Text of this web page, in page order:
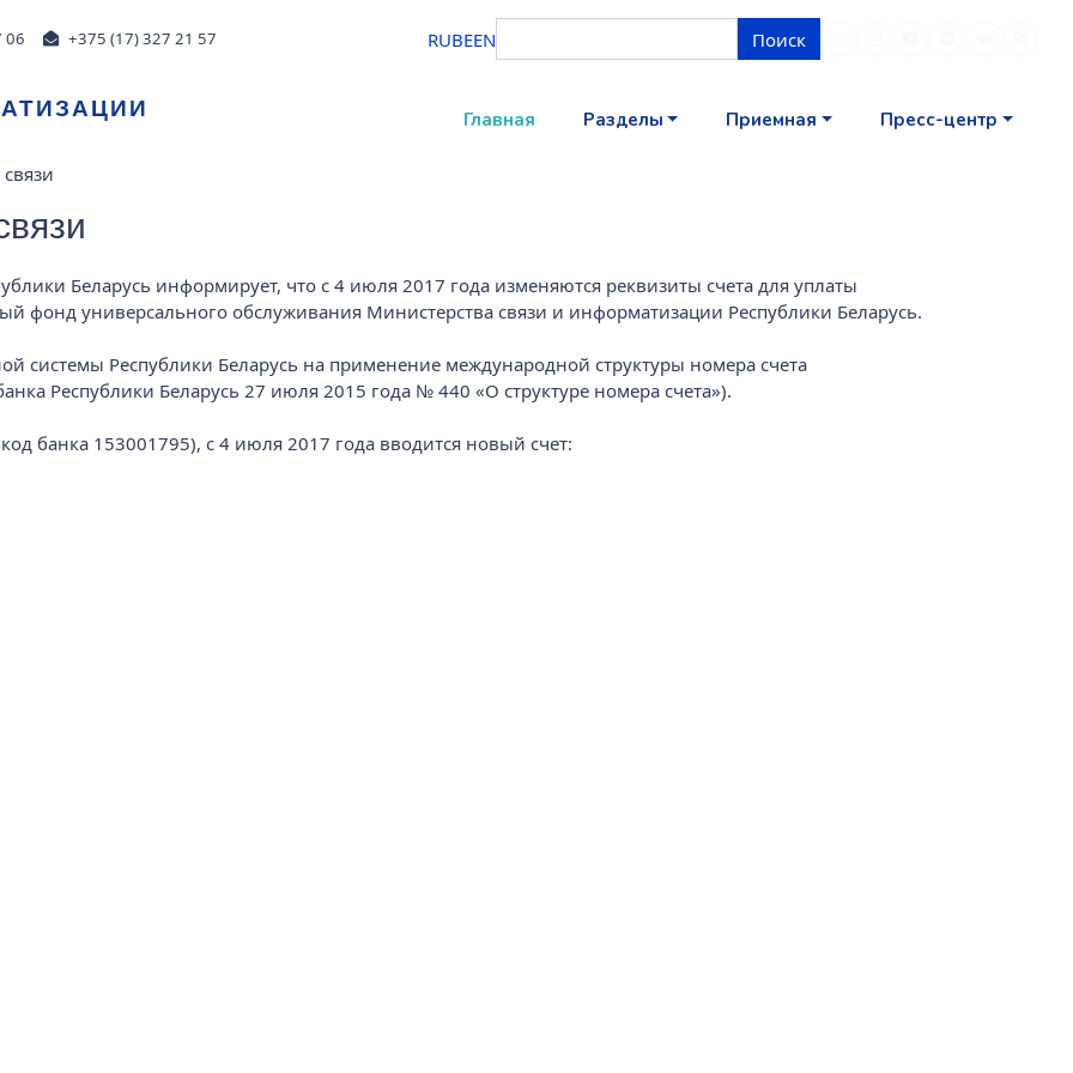
06 +375 (17) 327 21 57 RUBEEN Поиск
Главная Разделы Приемная Пресс-центр
Беларусь информирует, что с 4 июля 2017 года изменяются реквизиты счета для уплаты
фонд универсального обслуживания Министерства связи и информатизации Республики Беларусь.
системы Республики Беларусь на применение международной структуры номера счета
Республики Беларусь 27 июля 2015 года № 440 «О структуре номера счета»).
банка 153001795), с 4 июля 2017 года вводится новый счет: